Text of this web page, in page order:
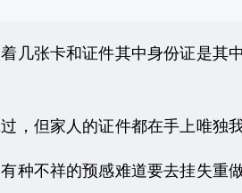
张卡和证件其中身份证是其
但家人的证件都在手上唯独我
不祥的预感难道要去挂失重